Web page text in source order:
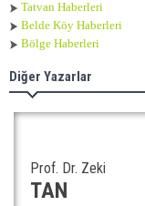
Tatvan Haberleri
Belde Köy Haberleri
Bölge Haberleri
Diğer Yazarlar
Prof. Dr. Zeki
TAN